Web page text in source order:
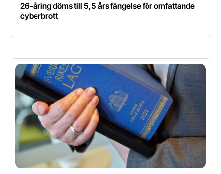
26-åring döms till 5,5 års fängelse för omfattande
cyberbrott